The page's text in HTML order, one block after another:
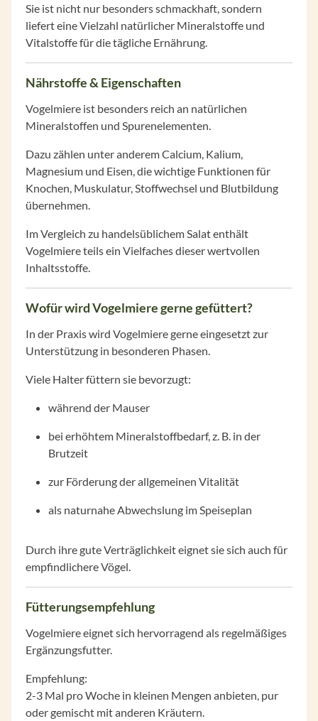
Sie ist nicht nur besonders schmackhaft, sondern
liefert eine Vielzahl natürlicher Mineralstoffe und
Vitalstoffe für die tägliche Ernährung.
Nährstoffe & Eigenschaften
Vogelmiere ist besonders reich an natürlichen
Mineralstoffen und Spurenelementen.
Dazu zählen unter anderem Calcium, Kalium,
Magnesium und Eisen, die wichtige Funktionen für
Knochen, Muskulatur, Stoffwechsel und Blutbildung
übernehmen.
Im Vergleich zu handelsüblichem Salat enthält
Vogelmiere teils ein Vielfaches dieser wertvollen
Inhaltsstoffe.
Wofür wird Vogelmiere gerne gefüttert?
In der Praxis wird Vogelmiere gerne eingesetzt zur
Unterstützung in besonderen Phasen.
Viele Halter füttern sie bevorzugt:
während der Mauser
bei erhöhtem Mineralstoffbedarf, z. B. in der
Brutzeit
zur Förderung der allgemeinen Vitalität
als naturnahe Abwechslung im Speiseplan
Durch ihre gute Verträglichkeit eignet sie sich auch für
empfindlichere Vögel.
Fütterungsempfehlung
Vogelmiere eignet sich hervorragend als regelmäßiges
Ergänzungsfutter.
Empfehlung:
2-3 Mal pro Woche in kleinen Mengen anbieten, pur
oder gemischt mit anderen Kräutern.